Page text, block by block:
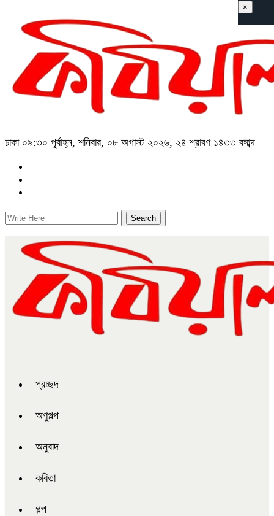
ঢাকা ০৯:৩০ পূর্বাহ্ন, শনিবার, ০৮ অগাস্ট ২০২৬, ২৪ শ্রাবণ ১৪৩৩ বঙ্গাব্দ
প্রচ্ছদ
অণুগল্প
অনুবাদ
কবিতা
গল্প
×